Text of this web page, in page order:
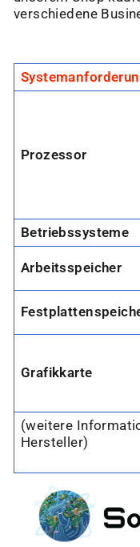
verschiedene
Prozessor
Betriebssysteme
Arbeitsspeicher
Grafikkarte
(weitere
Hersteller)